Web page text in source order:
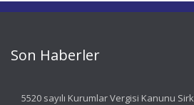
Son Haberler
5520 sayılı Kurumlar Vergisi Kanunu